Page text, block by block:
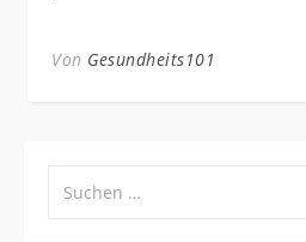
Von Gesundheits101